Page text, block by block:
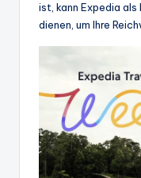
ist, kann Expedia
dienen, um Ihre